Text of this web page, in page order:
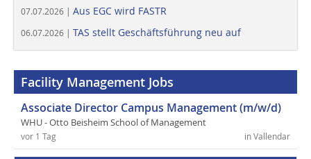
07.07.2026 | Aus EGC wird FASTR
06.07.2026 | TAS stellt Geschäftsführung neu auf
Facility Management Jobs
Associate Director Campus Management (m/w/d)
WHU - Otto Beisheim School of Management
in Vallendar
vor 1 Tag